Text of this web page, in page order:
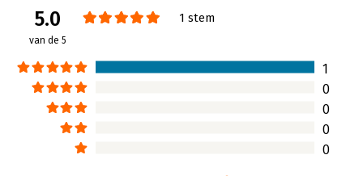
Verschijningsdatum:
4-7-2024
Hoofdrubriek:
5.0
van de 5
1 stem
1
0
0
0
0